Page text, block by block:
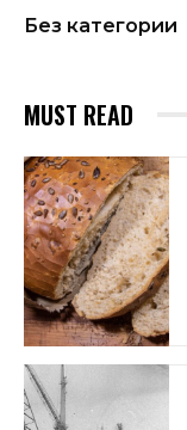
Без категории
MUST READ